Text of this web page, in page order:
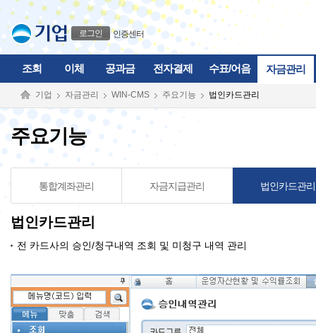
본문으로 바로가기
푸터 바로가기
로그인 인증센터
조회 이체 공과금 전자결제 수표/어음 자금관리
기업 자금관리 WIN-CMS 주요기능 법인카드관리
주요기능
통합계좌관리 자금지급관리 법인카드관리
법인카드관리
전 카드사의 승인/청구내역 조회 및 미청구 내역 관리